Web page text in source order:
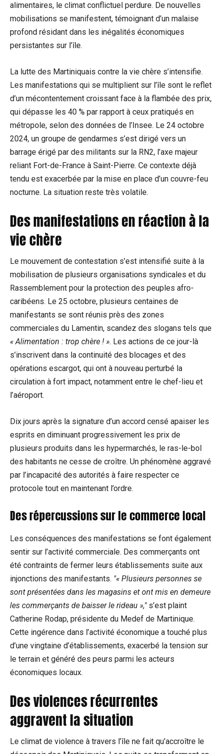
alimentaires, le climat conflictuel perdure. De nouvelles
mobilisations se manifestent, témoignant d’un malaise
profond résidant dans les inégalités économiques
persistantes sur l’île.
La lutte des Martiniquais contre la vie chère s’intensifie.
Les manifestations qui se multiplient sur l’île sont le reflet
d’un mécontentement croissant face à la flambée des prix,
qui dépasse les 40 % par rapport à ceux pratiqués en
métropole, selon des données de l’Insee. Le 24 octobre
2024, un groupe de gendarmes s’est dirigé vers un
barrage érigé par des militants sur la RN2, l’axe majeur
reliant Fort-de-France à Saint-Pierre. Ce contexte déjà
tendu est exacerbée par la mise en place d’un couvre-feu
nocturne. La situation reste très volatile.
Des manifestations en réaction à la
vie chère
Le mouvement de contestation s’est intensifié suite à la
mobilisation de plusieurs organisations syndicales et du
Rassemblement pour la protection des peuples afro-
caribéens. Le 25 octobre, plusieurs centaines de
manifestants se sont réunis près des zones
commerciales du Lamentin, scandez des slogans tels que
« Alimentation : trop chère ! ». Les actions de ce jour-là
s’inscrivent dans la continuité des blocages et des
opérations escargot, qui ont à nouveau perturbé la
circulation à fort impact, notamment entre le chef-lieu et
l’aéroport.
Dix jours après la signature d’un accord censé apaiser les
esprits en diminuant progressivement les prix de
plusieurs produits dans les hypermarchés, le ras-le-bol
des habitants ne cesse de croître. Un phénomène aggravé
par l’incapacité des autorités à faire respecter ce
protocole tout en maintenant l’ordre.
Des répercussions sur le commerce local
Les conséquences des manifestations se font également
sentir sur l’activité commerciale. Des commerçants ont
été contraints de fermer leurs établissements suite aux
injonctions des manifestants. « Plusieurs personnes se
sont présentées dans les magasins et ont mis en demeure
les commerçants de baisser le rideau », s’est plaint
Catherine Rodap, présidente du Medef de Martinique.
Cette ingérence dans l’activité économique a touché plus
d’une vingtaine d’établissements, exacerbé la tension sur
le terrain et généré des peurs parmi les acteurs
économiques locaux.
Des violences récurrentes
aggravent la situation
Le climat de violence à travers l’île ne fait qu’accroître le